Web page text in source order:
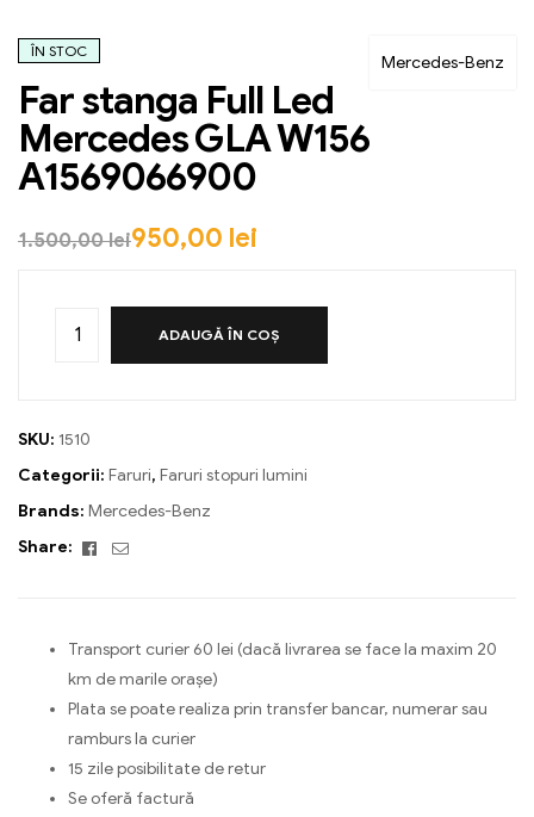
Mercedes-Benz
ÎN STOC
Far stanga Full Led
Mercedes GLA W156
A1569066900
1.500,00lei950,00 lei
ADAUGĂ ÎN COȘ
SKU: 1510
Categorii: Faruri, Faruri stopuri lumini
Brands: Mercedes-Benz
Share:
Facebook
Email
Transport curier 60 lei (dacă livrarea se face la maxim 20
km de marile orașe)
Plata se poate realiza prin transfer bancar, numerar sau
ramburs la curier
15 zile posibilitate de retur
Se oferă factură